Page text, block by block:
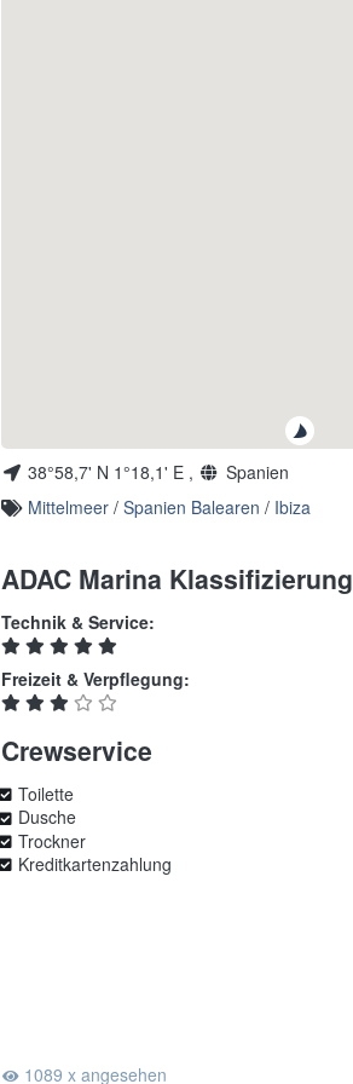
38°58,7' N 1°18,1' E ,
Spanien
Mittelmeer /Spanien Balearen / Ibiza
ADAC Marina Klassifizierung
Technik & Service:
Freizeit & Verpflegung:
Crewservice
Toilette
Dusche
Trockner
Kreditkartenzahlung
1089 x angesehen